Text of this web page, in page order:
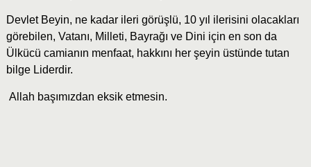
Devlet Beyin, ne kadar ileri görüşlü, 10 yıl ilerisini olacakları
görebilen, Vatanı, Milleti, Bayrağı ve Dini için en son da
Ülkücü camianın menfaat, hakkını her şeyin üstünde tutan
bilge Liderdir.
Allah başımızdan eksik etmesin.